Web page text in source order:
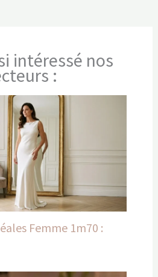
intéressé nos
:
Femme 1m70 :